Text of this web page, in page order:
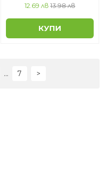
12.69 лв 13.98 лв
КУПИ
... 7 >